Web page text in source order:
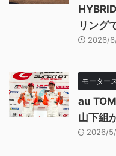
リング
2026/
モーター
au
山下組
2026/